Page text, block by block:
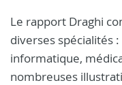
Le rapport Draghi
diverses spécialités
informatique,
nombreuses